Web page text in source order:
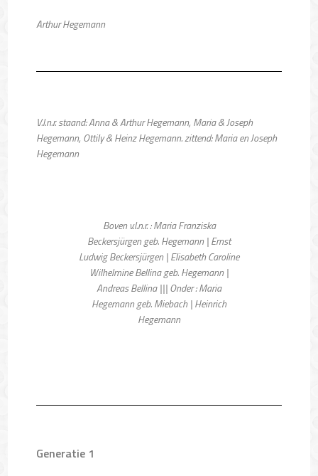
Arthur Hegemann
V.l.n.r. staand: Anna & Arthur Hegemann, Maria & Joseph
Hegemann, Ottily & Heinz Hegemann. zittend: Maria en Joseph
Hegemann
Boven v.l.n.r. : Maria Franziska
Beckersjürgen geb. Hegemann | Ernst
Ludwig Beckersjürgen | Elisabeth Caroline
Wilhelmine Bellina geb. Hegemann |
Andreas Bellina ||| Onder : Maria
Hegemann geb. Miebach | Heinrich
Hegemann
Generatie 1